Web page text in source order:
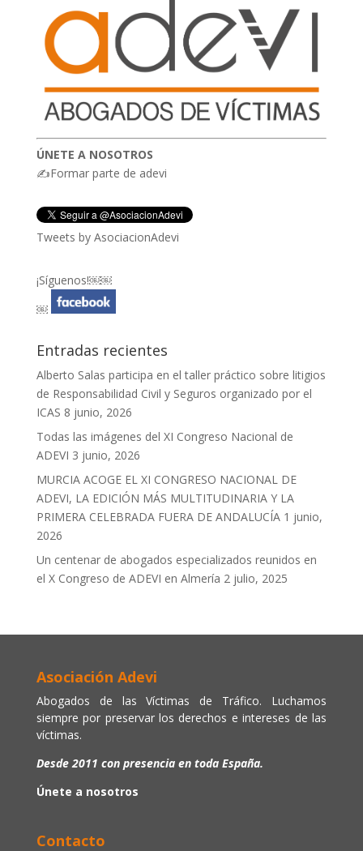
ÚNETE A NOSOTROS
✍Formar parte de adevi
Tweets by AsociacionAdevi
¡Síguenos!￼￼
￼
Entradas recientes
Alberto Salas participa en el taller práctico sobre litigios
de Responsabilidad Civil y Seguros organizado por el
ICAS 8 junio, 2026
Todas las imágenes del XI Congreso Nacional de
ADEVI 3 junio, 2026
MURCIA ACOGE EL XI CONGRESO NACIONAL DE
ADEVI, LA EDICIÓN MÁS MULTITUDINARIA Y LA
PRIMERA CELEBRADA FUERA DE ANDALUCÍA 1 junio,
2026
Un centenar de abogados especializados reunidos en
el X Congreso de ADEVI en Almería 2 julio, 2025
Asociación Adevi
Abogados de las Víctimas de Tráfico. Luchamos
siempre por preservar los derechos e intereses de las
víctimas.
Desde 2011 con presencia en toda España.
Únete a nosotros
Contacto